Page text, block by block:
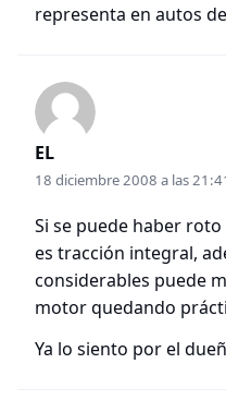
representa en autos
EL
18 diciembre 2008 a las
Si se puede haber
es tracción integral,
considerables puede
motor quedando
Ya lo siento por el